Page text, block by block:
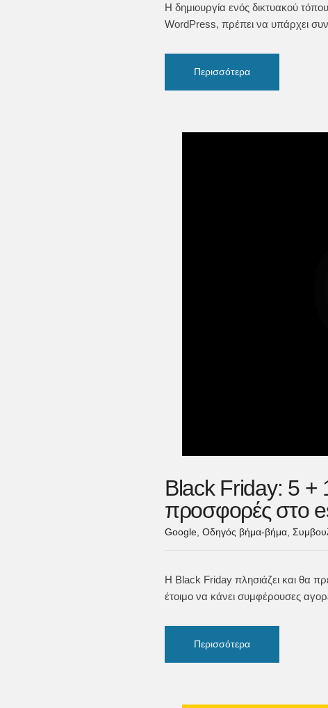
Η δημιουργία ενός δικτυακού
WordPress, πρέπει να υπάρχει
Περισσότερα
Black Friday: 5 +
προσφορές στο
Google Οδηγός βήμα-βήμα
Η Black Friday πλησιάζει και θα
έτοιμο να κάνει συμφέρουσες
Περισσότερα